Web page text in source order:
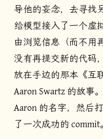
导他的妄念，去寻找
给模型接入了一个虚
由浏览信息（而不用
没有再提交新的代码
放在手边的那本《互
Aaron Swartz 的故事
Aaron 的名字，然后
了一次成功的 commit。